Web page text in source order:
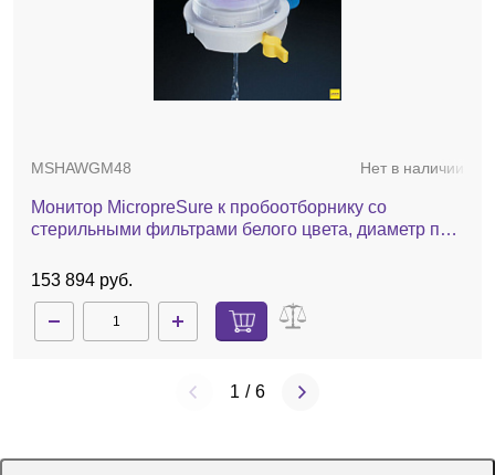
MSHAWGM48 Нет в наличии
Монитор MicropreSure к пробоотборнику со
стерильными фильтрами белого цвета, диаметр пор
153 894 руб.
1 / 6